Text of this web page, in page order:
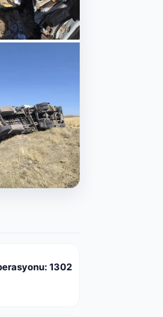
1302